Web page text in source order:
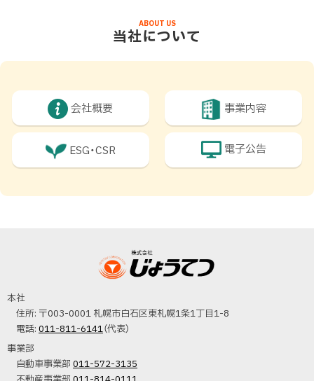
戻
ABOUT US
当社について
会社概要 事業内容
ESG・CSR 電子公告
る
戻
ニ
つ
本社
住所: 〒003-0001 札幌市白石区東札幌1条1丁目1-8
電話: 011-811-6141（代表）
事業部
電
自動車事業部 011-572-3135